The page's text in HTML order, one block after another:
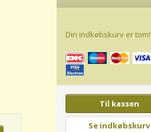
Din indkøbskurv er tom!
Til kassen
Se indkøbskurv